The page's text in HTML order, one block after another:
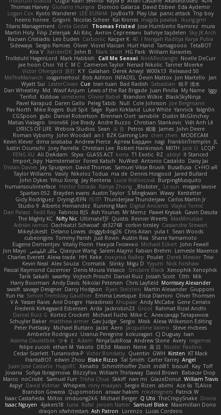
Thomas Harvey Giuliano Hungria Dionicio Galarza David Ebbevi Eda Aydemir
Logan Cox Kyoto Wanderer LEE EUNHA JoyBox19 Play Usa panic attack Trip boy
heeno honee Grigorii Nicolas Scheer Kai Krones magda pawlak
ikung gmr
Titans Management Greta Gedat Thomas Fristed Jose Humberto Ramirez mura
Martin Holy Filip Zelenjak Ali Kılıç Антон Сергеевич bahriye taşdelen Sky JK Arch
Razvan Cristiadis Leo Euden Carbonic Kacper K 40. I Nengah Raditya Karya Putra
Sideways Sergio Pamies Oliver Viorel Vlaican Hurt Hand Tamagoooo TetaBOT
Kira V XanderDK John B. Mark Scott HG Park William Karavites
Trollstuhl HagenLord Mark Habbish Call Me Sensei NotARectangle Noelle DeCuir
jae hoon Choi Yd C M C Cameron Taylor Nenad Nikolic Tanner Moerke
Victor Ofvergard 苏打 K Y Galahan Derek Anwyl W00k13 Released 50
MeTheManwich
iosgamertool Bob Ashton INFADEL Devin Mattox Jon Martello
Jan
Wyatt Sui
LesterCovax Cue tran tuan Bad Radish Sebastian 暁子 清水
Dan Wheatley Md. Wasif Anjum Lewis of the Rat Brigade Juan Pinilla My Name Iggy
Terifict Kiddow simsterns Olivier Babet Brandon Wilkie BlackSkyNinja
Pavel Karapud Daren Gallo Peleg Tabib Null Cole Johnson Joe Bergmann
Pav North Mike Rogers Bull Spit Sage Ryan Kirkland Luke White Yannick falgn0n
CGSpoon gubi Daniel Robertson Brennan Oort sanxbile Dustin McGlinchey
Matias Vialagro
lininx66 Joe Brady Andre Buzzo Christian Stankovic Việt Anh Lê
LYRICS OF LIFE Webora Studios Sean 乐 音 Petros 眠瓏 James John Deere
Roman Vyborny John Woodall an l BZK Gaming Leo chen zhen
MODECAM
Kevin Klever dima sirababa Andrew Pierce Артем Бардин nagi FranklinTremplin JL
Iustin Ocunschi
Joey Parrella Christian Lee Robert Hankinson M0TH Jack Ü
LCQP
FENG XU Ali DeAdam Styxx GLASS ACT kona T1 Exotic RZ abby! ll Stanced
Import_bpy Hamsternator Forest Katsch NuWest Antonio Castaldo Daisy Jai
Tristan Davies Jay Spurgeon David Thomas Samuel Vikse Bruvik BusaBusa C+HO aR
Taylor Williams Vasily Nikoloz Todua ma de Dennis Hosgood
Jared Bullard
John Dykes Yihui Xiong Jay Renteria Lucie Královcová BurpingMusquito
humansoulinterface Hector Estrada Ranya Zhong _Blobster_ Le sun
megan lavoie
Spartan 052 Brayden evans Austin Taylor S Mingkwan Wawy Kerstetter
Gicly Rodríguez DryingUEFN IS IT? Thunderjaw Thunderjaw Carlos Martin Jr
Studio 9 Alberto Hernandez Running Man Digital Ancients Vlajko Tomić
Dan Palasz Fadil Bay Fabricio BJS Ash Younes Mr Memz Paweł Krysiak Gavin Dasuta
The Mighty KC Nifty Nic UltimateTJF Quistis Reinier Weerts MaxMinutiae
Adrián ramos Oachkatzl Schwoaf dr32768 corbin tinsley Cassandra Stewart
MikeyLikesIt Delano Lowes doggybdog26 Chris Aitan yuta t Sean Woods
cubeorigins Tommy Parish Just Rovin Austin Rea Shane Yamamoto
Eugene Dementjev Vitaliy Florin Никуся Гноянко Michael Eckert John Fewell
Jon Mayo مالك البلوشي Qiaoyue Wang Salem Alajmi Fabian Brehm
Lemesle Maxence
Charles Everett Alexa trade HH Keke покупка байер Poulet Derek Messier Trivi
Kevin Neal Alex Souza Cromatik Slinky Migu D Yyyum Nick Forshaw
Pascal Raymond Cazemier Denis Moura Velasco Sinclaire Black Xenophik Xenophik
Tarik Sakalli swarfey Vojtech Proschl Daniel Ruiz Josiah Scott 13th
Mik
Harry Boorman Andy Davis Nikolai Petersen Chris Layfield Morrissey Alexander
swxift savage Designer Darcy Hodgson Ryan Stelzleni Martin Alexander Giupponi
Yun Ha Simon Tremblay Gauthier Emma Levesque Erica Dlamini Oliver Thomsen
V A Yasser Raies Anil Dongre Haradinxiii Khupaar Andy McCabe Gene Cerrato
Frederik Kirkegaard Esbensen Arda Jackrobin23 Groot Rahmat Rizal Andhi
Daniel Ruiz G Kortez Crockett Michael Fuchs Mike C. Александр Татаринов
Schuyler Baker matthew armer Gav Judge Sergio Misik Alexa Wilkerson Editing
Peter Pietlasky Michael Buttaro Jackt Aero Jacqueline Valero
Steve mcbees
Amberlie Rodriguez Uranus Peregrine kokuragari CJ Duguay Ivan
Assima Dauletbek ツキ ミ Adam NinjaSubRosa Andrew Stone Avery rwgames
felipe zucoli ethan M Yakoto DB3d Mason Nene 高 日 Nicolo' Paolino
Cedar Scarlett Tunanodra-P Victor Bondatiy Quentin GWH Kirsten KT Mack
FrantaBOT edwin Zhou Blake Rizzo Tal Smith Carter Farrey Angel
Juan José Castaño HugoRC Xenalto Schmitthoffer Zsolt indi81 biscuit Kay Toff
Jovana
Sofiya Ibragimova BlizzyFox William Thirlaway David Brown
Babacar Diop
Marco noCrxdit Samuel Furr Trisha Chua Skkiff nan mi GlazeDonut William Travis
Aspyr David Vidmar Whispers rony maayan Sergio Rizen abimi Ace 6s TLAlice
Brandon Gowera Qupomotion anwar hakim mkdesigners Patrick W
Isaac Castañeda Miltos imduong2k6 Michael Berger Q Uto TheCrispySnake Dionis
Isaac Nguyen 4jakers18 tuna Rafal Jeroen Natter Samuel Blake Maximillian Dono
draqon ofwhitestars Ash Patron Lorenzo Lucas Cordeiro